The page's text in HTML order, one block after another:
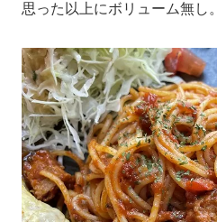
思った以上にボリューム無し。